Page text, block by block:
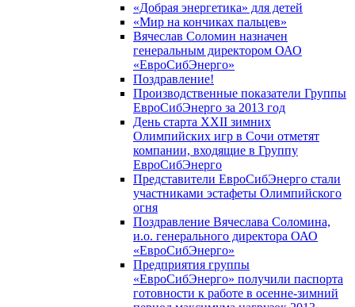
«Добрая энергетика» для детей
«Мир на кончиках пальцев»
Вячеслав Соломин назначен
генеральным директором ОАО
«ЕвроСибЭнерго»
Поздравление!
Производственные показатели Группы
ЕвроСибЭнерго за 2013 год
День старта XXII зимних
Олимпийских игр в Сочи отметят
компании, входящие в Группу
ЕвроСибЭнерго
Представители ЕвроСибЭнерго стали
участниками эстафеты Олимпийского
огня
Поздравление Вячеслава Соломина,
и.о. генерального директора ОАО
«ЕвроСибЭнерго»
Предприятия группы
«ЕвроСибЭнерго» получили паспорта
готовности к работе в осенне-зимний